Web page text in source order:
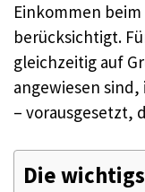
Einkommen
berücksichtigt.
gleichzeitig auf
angewiesen
– vorausgesetzt,
Die